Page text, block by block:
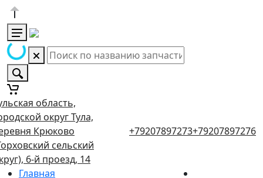
область,
округ Тула,
Крюково
сельский
6-й проезд, 14
+79207897273+79207897276
Главная